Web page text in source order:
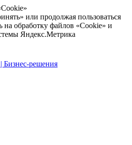
или продолжая пользоваться
на обработку файлов «Cookie» и
Яндекс.Метрика
Бизнес-решения